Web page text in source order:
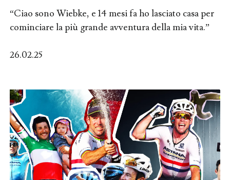
“Ciao sono Wiebke, e 14 mesi fa ho lasciato casa per
cominciare la più grande avventura della mia vita.”
26.02.25